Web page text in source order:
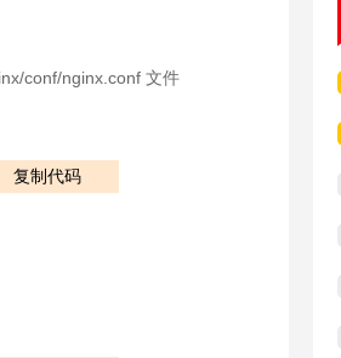
conf/nginx.conf 文件
复制代码